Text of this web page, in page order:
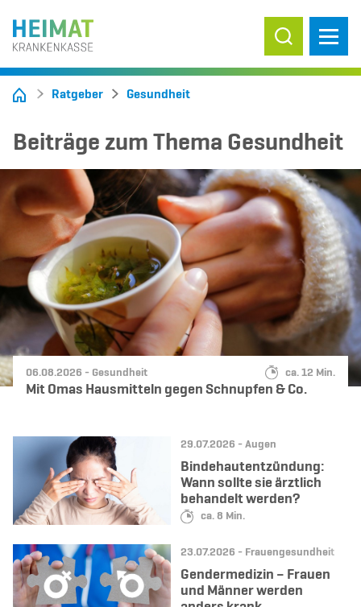
Suche ein-/
Ratgeber Gesundheit
Beiträge zum Thema Gesundheit
Datum:
06.08.2026 - Kategorie:
Gesundheit Lesedauer:
ca. 12 Min.
Mit Omas Hausmitteln gegen Schnupfen & Co.
Datum:
29.07.2026 - Kategorie:
Augen
Lesedauer:
ca. 8 Min.
Bindehautentzündung:
Wann sollte sie ärztlich
behandelt werden?
Datum:
23.07.2026 - Kategorie:
Frauengesundheit
Gendermedizin – Frauen
und Männer werden